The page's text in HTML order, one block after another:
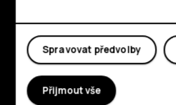
Podpora
FacebookInstagram
TiktokYoutube
Spravovat předvolby
Přijmout vše